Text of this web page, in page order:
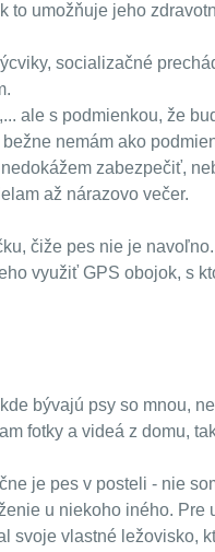
to umožňuje jeho
socializačné
ale s podmienkou, že
nemám ako
zabezpečiť,
až nárazovo večer.
čiže pes nie je
využiť GPS obojok, s
bývajú psy so mnou,
fotky a videá z domu,
je pes v posteli - nie
u niekoho iného. Pre
svoje vlastné ležovisko,